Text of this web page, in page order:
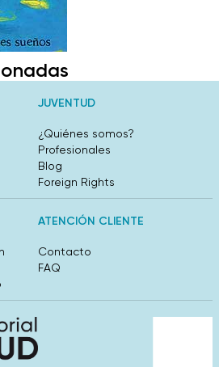
JUVENTUD
¿Quiénes somos?
Profesionales
Blog
Foreign Rights
ATENCIÓN CLIENTE
Contacto
FAQ